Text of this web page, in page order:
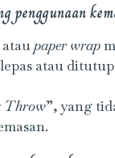
penggunaan
ataupaper wrap
atau
Throw”, yang